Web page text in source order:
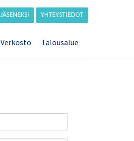
JÄSENEKSI YHTEYSTIEDOT
Verkosto Talousalue